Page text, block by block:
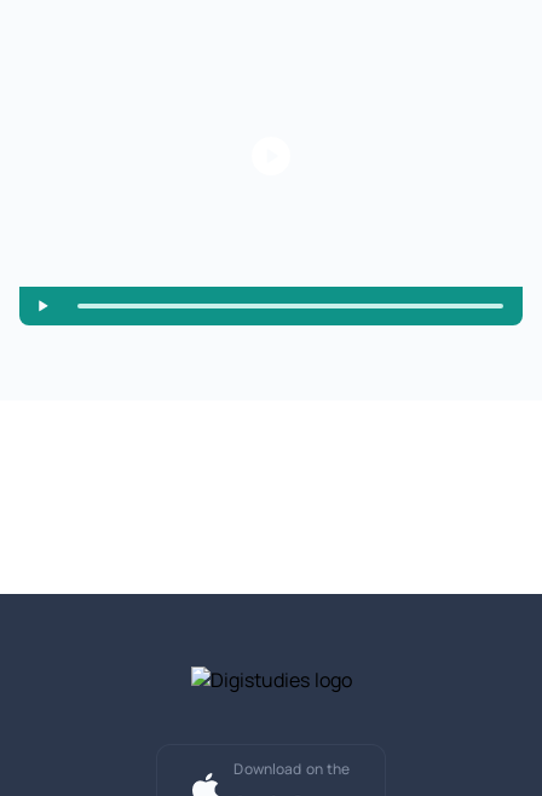
Download on the